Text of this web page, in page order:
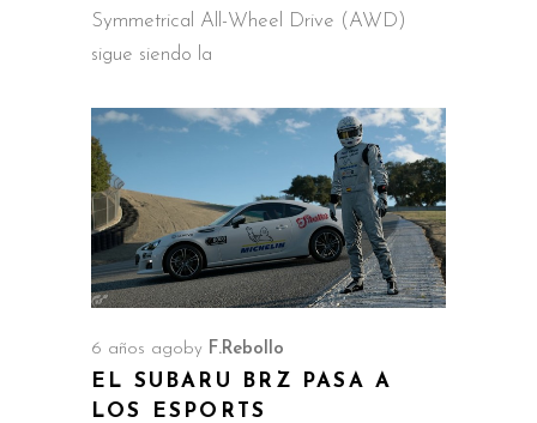
Symmetrical All-Wheel Drive (AWD)
sigue siendo la
6 años ago by F.Rebollo
EL SUBARU BRZ PASA A
LOS ESPORTS